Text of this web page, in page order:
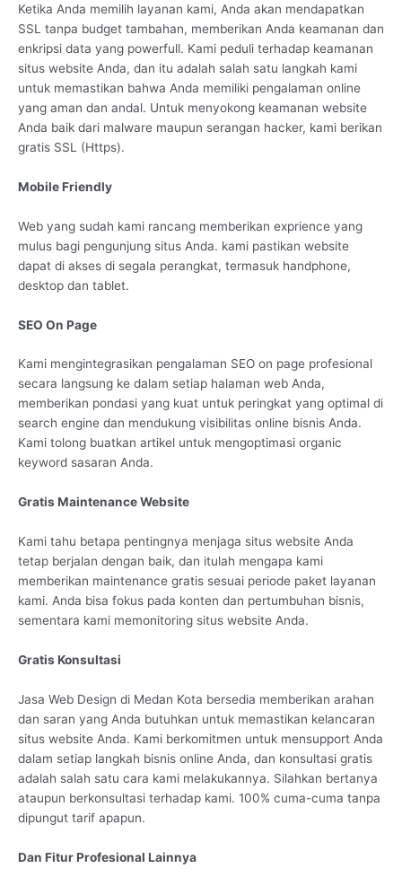
Ketika Anda memilih layanan kami, Anda akan mendapatkan
SSL tanpa budget tambahan, memberikan Anda keamanan dan
enkripsi data yang powerfull. Kami peduli terhadap keamanan
situs website Anda, dan itu adalah salah satu langkah kami
untuk memastikan bahwa Anda memiliki pengalaman online
yang aman dan andal. Untuk menyokong keamanan website
Anda baik dari malware maupun serangan hacker, kami berikan
gratis SSL (Https).
Mobile Friendly
Web yang sudah kami rancang memberikan exprience yang
mulus bagi pengunjung situs Anda. kami pastikan website
dapat di akses di segala perangkat, termasuk handphone,
desktop dan tablet.
SEO On Page
Kami mengintegrasikan pengalaman SEO on page profesional
secara langsung ke dalam setiap halaman web Anda,
memberikan pondasi yang kuat untuk peringkat yang optimal di
search engine dan mendukung visibilitas online bisnis Anda.
Kami tolong buatkan artikel untuk mengoptimasi organic
keyword sasaran Anda.
Gratis Maintenance Website
Kami tahu betapa pentingnya menjaga situs website Anda
tetap berjalan dengan baik, dan itulah mengapa kami
memberikan maintenance gratis sesuai periode paket layanan
kami. Anda bisa fokus pada konten dan pertumbuhan bisnis,
sementara kami memonitoring situs website Anda.
Gratis Konsultasi
Jasa Web Design di Medan Kota bersedia memberikan arahan
dan saran yang Anda butuhkan untuk memastikan kelancaran
situs website Anda. Kami berkomitmen untuk mensupport Anda
dalam setiap langkah bisnis online Anda, dan konsultasi gratis
adalah salah satu cara kami melakukannya. Silahkan bertanya
ataupun berkonsultasi terhadap kami. 100% cuma-cuma tanpa
dipungut tarif apapun.
Dan Fitur Profesional Lainnya